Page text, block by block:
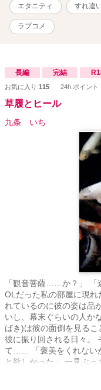
エタニティ すれ違
ラブコメ
長編 完結
お気に入り:115 24h.ポイント
草履とヒール
九条 いち
「観音菩薩……か？」 「
OLだった私の部屋に現
れているのに彼の姿は品
いし、幕末ぐらいの人か
ばき)は彼の面倒を見る
彼に振り回される日々。
て…… 「褒美をくれない
と欲しかった」 一見ぶ
と実は……な彼です。